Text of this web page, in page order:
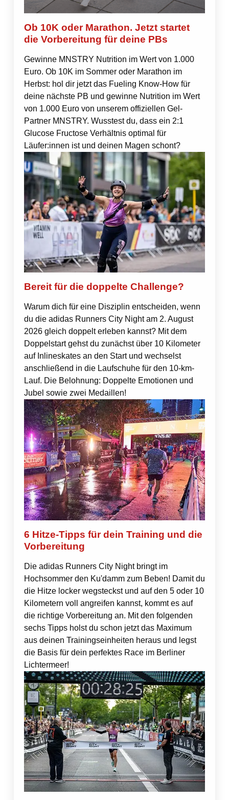
Ob 10K oder Marathon. Jetzt startet
die Vorbereitung für deine PBs
Gewinne MNSTRY Nutrition im Wert von 1.000
Euro. Ob 10K im Sommer oder Marathon im
Herbst: hol dir jetzt das Fueling Know-How für
deine nächste PB und gewinne Nutrition im Wert
von 1.000 Euro von unserem offiziellen Gel-
Partner MNSTRY. Wusstest du, dass ein 2:1
Glucose Fructose Verhältnis optimal für
Läufer:innen ist und deinen Magen schont?
Bereit für die doppelte Challenge?
Warum dich für eine Disziplin entscheiden, wenn
du die adidas Runners City Night am 2. August
2026 gleich doppelt erleben kannst? Mit dem
Doppelstart gehst du zunächst über 10 Kilometer
auf Inlineskates an den Start und wechselst
anschließend in die Laufschuhe für den 10-km-
Lauf. Die Belohnung: Doppelte Emotionen und
Jubel sowie zwei Medaillen!
6 Hitze-Tipps für dein Training und die
Vorbereitung
Die adidas Runners City Night bringt im
Hochsommer den Ku'damm zum Beben! Damit du
die Hitze locker wegsteckst und auf den 5 oder 10
Kilometern voll angreifen kannst, kommt es auf
die richtige Vorbereitung an. Mit den folgenden
sechs Tipps holst du schon jetzt das Maximum
aus deinen Trainingseinheiten heraus und legst
die Basis für dein perfektes Race im Berliner
Lichtermeer!